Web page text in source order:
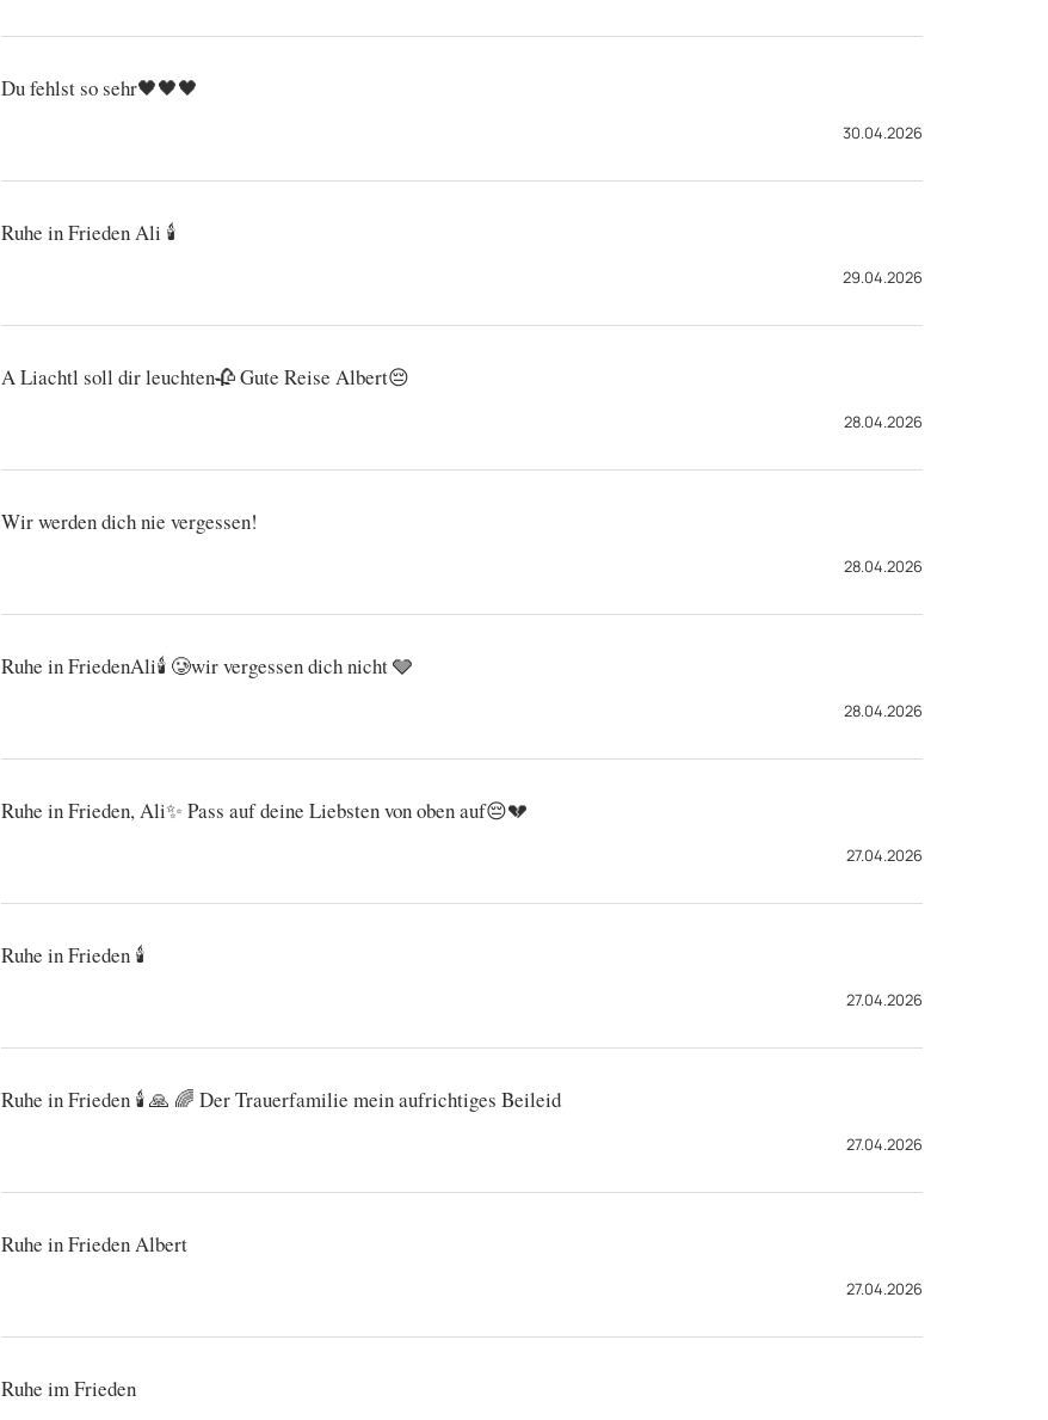
Du fehlst so sehr🖤🖤🖤
30.04.2026
Ruhe in Frieden Ali 🕯️
29.04.2026
A Liachtl soll dir leuchten🥀 Gute Reise Albert😔
28.04.2026
Wir werden dich nie vergessen!
28.04.2026
Ruhe in FriedenAli🕯️ 🥲wir vergessen dich nicht 🩶
28.04.2026
Ruhe in Frieden, Ali✨ Pass auf deine Liebsten von oben auf😔💔
27.04.2026
Ruhe in Frieden 🕯
27.04.2026
Ruhe in Frieden 🕯 🙏 🌈 Der Trauerfamilie mein aufrichtiges Beileid
27.04.2026
Ruhe in Frieden Albert
27.04.2026
Ruhe im Frieden